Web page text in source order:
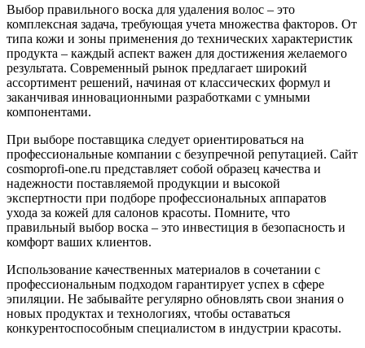
Выбор правильного воска для удаления волос – это
комплексная задача, требующая учета множества факторов. От
типа кожи и зоны применения до технических характеристик
продукта – каждый аспект важен для достижения желаемого
результата. Современный рынок предлагает широкий
ассортимент решений, начиная от классических формул и
заканчивая инновационными разработками с умными
компонентами.
При выборе поставщика следует ориентироваться на
профессиональные компании с безупречной репутацией. Сайт
cosmoprofi-one.ru представляет собой образец качества и
надежности поставляемой продукции и высокой
экспертности при подборе профессиональных аппаратов
ухода за кожей для салонов красоты. Помните, что
правильный выбор воска – это инвестиция в безопасность и
комфорт ваших клиентов.
Использование качественных материалов в сочетании с
профессиональным подходом гарантирует успех в сфере
эпиляции. Не забывайте регулярно обновлять свои знания о
новых продуктах и технологиях, чтобы оставаться
конкурентоспособным специалистом в индустрии красоты.